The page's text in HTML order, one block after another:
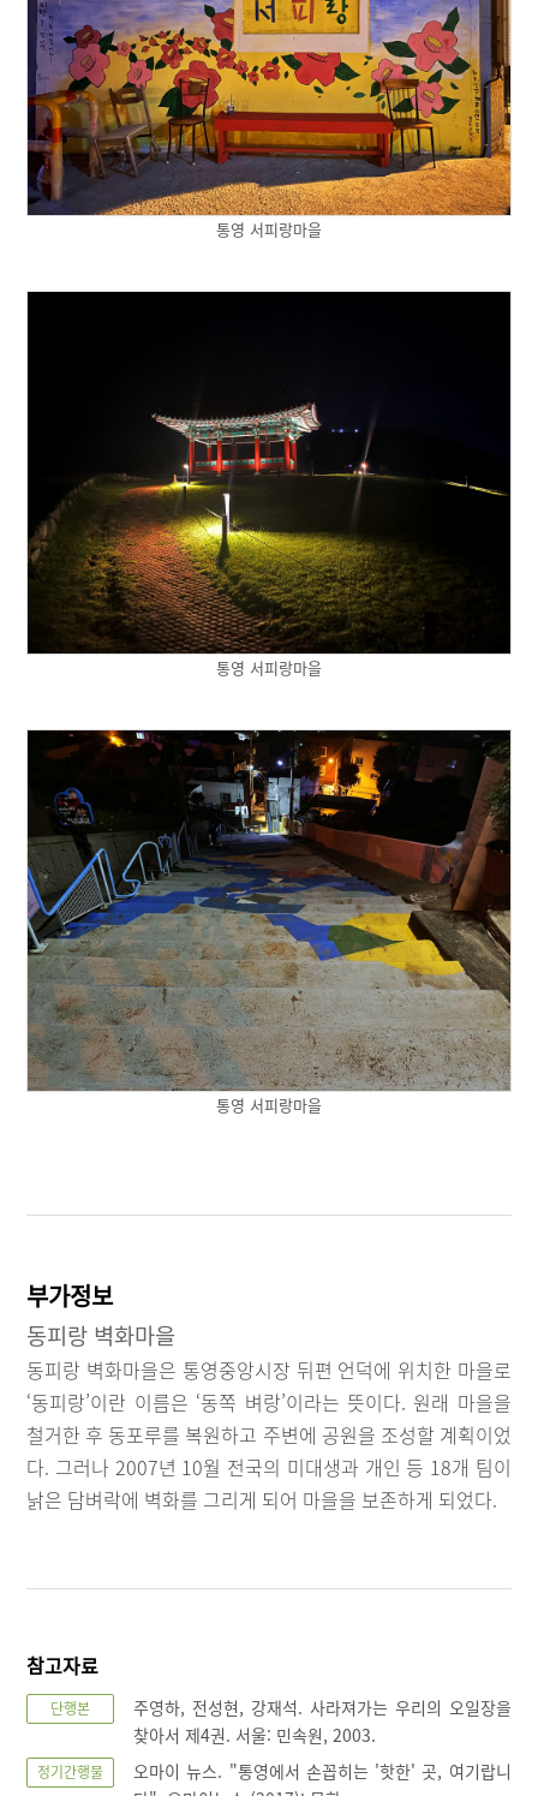
통영 서피랑마을
통영 서피랑마을
통영 서피랑마을
부가정보
동피랑 벽화마을
동피랑 벽화마을은 통영중앙시장 뒤편 언덕에 위치한 마을로
‘동피랑’이란 이름은 ‘동쪽 벼랑’이라는 뜻이다. 원래 마을을
철거한 후 동포루를 복원하고 주변에 공원을 조성할 계획이었
다. 그러나 2007년 10월 전국의 미대생과 개인 등 18개 팀이
낡은 담벼락에 벽화를 그리게 되어 마을을 보존하게 되었다.
참고자료
단행본
주영하, 전성현, 강재석. 사라져가는 우리의 오일장을
찾아서 제4권. 서울: 민속원, 2003.
정기간행물
오마이 뉴스. "통영에서 손꼽히는 '핫한' 곳, 여기랍니